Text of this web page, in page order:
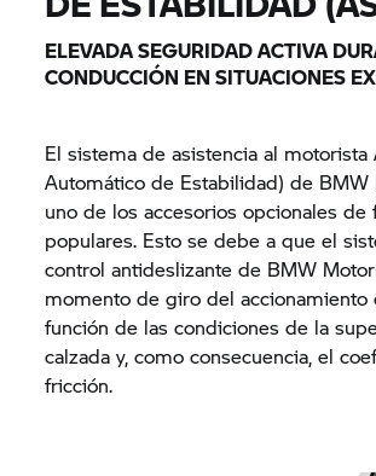
ELEVADA SEGURIDAD ACTIVA
CONDUCCIÓN EN SITUACIONES
El sistema de asistencia al motorista
Automático de Estabilidad) de BMW
uno de los accesorios opcionales de
populares. Esto se debe a que el
control antideslizante de BMW
momento de giro del accionamiento
función de las condiciones de la
calzada y, como consecuencia, el
fricción.